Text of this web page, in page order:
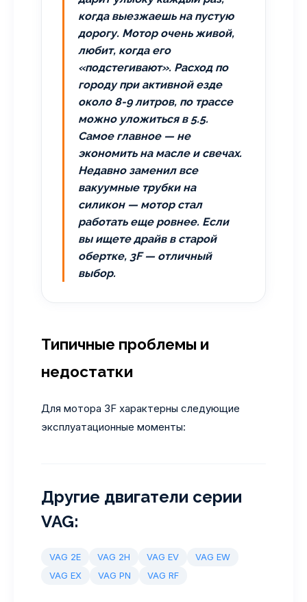
когда выезжаешь на пустую
дорогу. Мотор очень живой,
любит, когда его
«подстегивают». Расход по
городу при активной езде
около 8-9 литров, по трассе
можно уложиться в 5.5.
Самое главное — не
экономить на масле и свечах.
Недавно заменил все
вакуумные трубки на
силикон — мотор стал
работать еще ровнее. Если
вы ищете драйв в старой
обертке, 3F — отличный
выбор.
Типичные проблемы и
недостатки
Для мотора 3F характерны следующие
эксплуатационные моменты:
Другие двигатели серии
VAG:
VAG 2E VAG 2H VAG EV
VAG EW
VAG EX
VAG PN VAG RF